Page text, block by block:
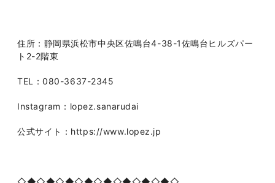
住所：静岡県浜松市中央区佐鳴台4-38-1佐鳴台ヒルズパー
ト2-2階東
TEL：080-3637-2345
Instagram：lopez.sanarudai
公式サイト：https://www.lopez.jp